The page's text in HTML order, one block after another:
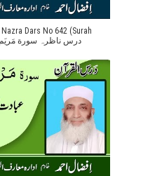
Dars No 642 (Surah
Maryam Ayat 41-43) درس ناظرہ سورة مَریَم